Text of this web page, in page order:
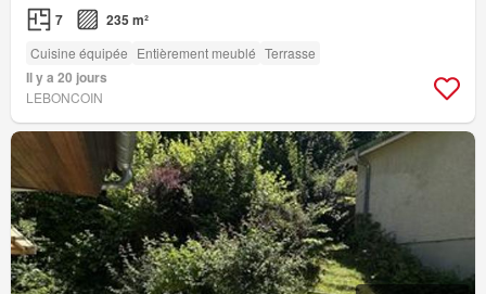
7 235 m²
Cuisine équipée Entièrement meublé Terrasse
Il y a 20 jours
LEBONCOIN